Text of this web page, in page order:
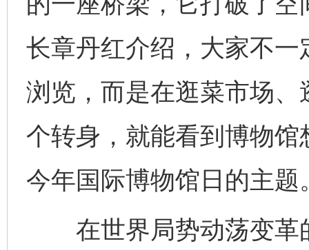
长章丹红介绍，大家不
浏览，而是在逛菜市场
个转身，就能看到博物
今年国际博物馆日的主题
在世界局势动荡变革